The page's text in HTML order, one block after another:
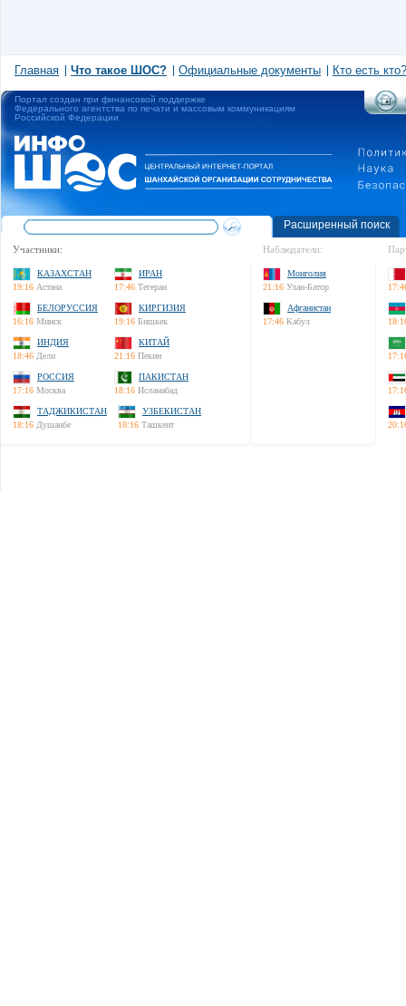
Главная Что такое ШОС? Официальные документы Кто есть кто?
Портал создан при финансовой поддержке
Федерального агентства по печати и массовым коммуникациям
Российской Федерации
Расширенный поиск
Участники:
КАЗАХСТАН
19:16 Астана
ИРАН
17:46 Тегеран
БЕЛОРУССИЯ
16:16 Минск
КИРГИЗИЯ
19:16 Бишкек
ИНДИЯ
18:46 Дели
КИТАЙ
21:16 Пекин
РОССИЯ
17:16 Москва
ПАКИСТАН
18:16 Исламабад
ТАДЖИКИСТАН
18:16 Душанбе
УЗБЕКИСТАН
18:16 Ташкент
Наблюдатели:
Монголия
21:16 Улан-Батор
Афганистан
17:46 Кабул